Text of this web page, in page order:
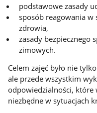
podstawowe zasady
sposób reagowania w
zdrowia,
zasady bezpiecznego
zimowych.
Celem zajęć było nie
ale przede wszystkim
odpowiedzialności, które
niezbędne w sytuacjach